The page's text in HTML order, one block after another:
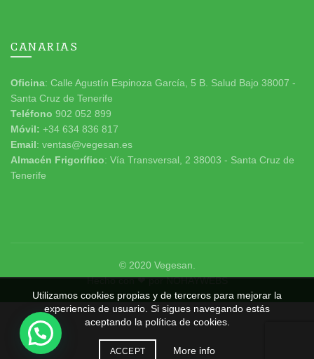
CANARIAS
Oficina: Calle Agustín Espinoza García, 5 B. Salud Bajo 38007 -
Santa Cruz de Tenerife
Teléfono 902 052 899
Móvil: +34 634 836 817
Email: ventas@vegesan.es
Almacén Frigorífico: Vía Transversal, 2 38003 - Santa Cruz de
Tenerife
© 2020 Vegesan
Hecho con ❤ porNOHAYWEBS
Utilizamos cookies propias y de terceros para mejorar la
experiencia de usuario. Si sigues navegando estás
aceptando la política de cookies.
ACCEPT More info